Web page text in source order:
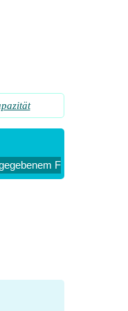
Freiheitsgrad